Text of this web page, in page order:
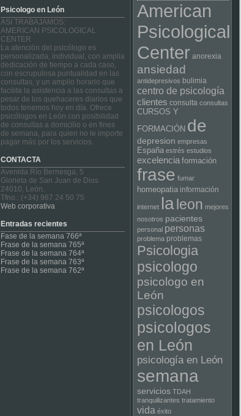
Psicologo en León
ASI TRABAJAMOS:
AMERICAN PSICOLOGICAL
CENTER
La atención del psicólogo es
personalizada, individual, con amplia
dedicación de tiempo a cada caso,
con escrupulosa puntualidad en las
consultas, y un amplio horario que
facilita la asistencia a las consultas a
pesar de los quehaceres diarios que
todos tenemos hoy en día. Ofrece
psicólogos en León con posibilidad
de consultas a domicilio o en fines
de semana, para quien no le importe
pagar más por los servicios.
CONTACTA
Avenida Río Bernesga, 5
Glorieta de San Juan de Dios
24010, León.
Tfno.: (+34) 987 24 50 75
Web corporativa
Entradas recientes
Fase de la semana 766ª
Frase de la semana 765ª
Frase de la semana 764ª
Frase de la semana 763ª
Frase de la semana 762ª
American
Psicological
Center anorexia
ansiedad
antidepresivos bulimia
centro de psicología
clientes consulta consultas
CURSOS Y
FORMACIÓN de
depresion empresas
España estrés estudios
excelencia formación
frase fumar
homeopatia información
internet laleon mejores
nosotros pacientes
personal personas
problema problemas
Psicologia
psicologo
psicologo en
León
psicologos
psicologos
en León
psicología en León
semana
servicios TDAH
tranquilizantes tratamiento
vida éxito